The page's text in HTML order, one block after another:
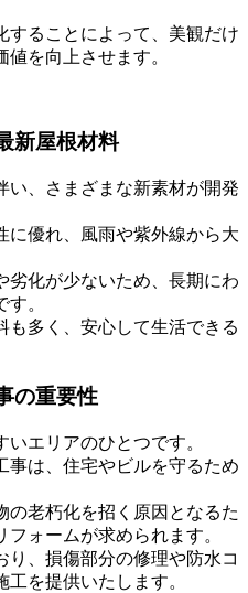
することによって、美観だけ
を向上させます。
新屋根材料
い、さまざまな新素材が開発
に優れ、風雨や紫外線から大
劣化が少ないため、長期にわ
。
も多く、安心して生活できる
の重要性
エリアのひとつです。
事は、住宅やビルを守るため
の老朽化を招く原因となるた
ォームが求められます。
、損傷部分の修理や防水コ
を提供いたします。